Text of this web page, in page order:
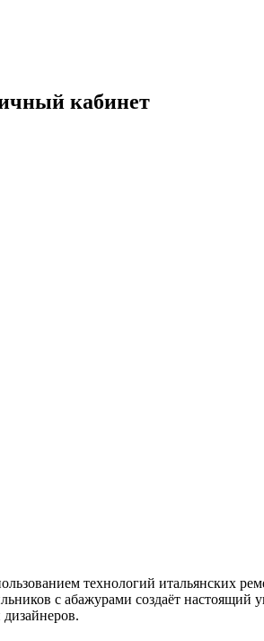
кабинет
технологий итальянских
с абажурами создаёт